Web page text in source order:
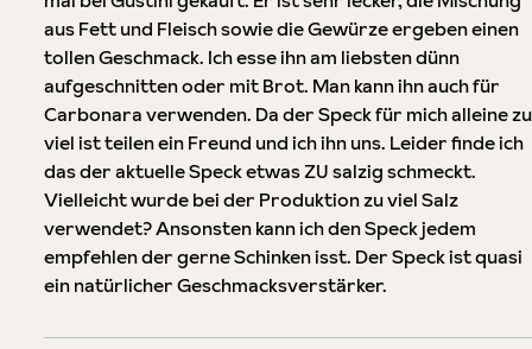
aus Fett und Fleisch sowie die Gewürze ergeben einen
tollen Geschmack. Ich esse ihn am liebsten dünn
aufgeschnitten oder mit Brot. Man kann ihn auch für
Carbonara verwenden. Da der Speck für mich alleine zu
viel ist teilen ein Freund und ich ihn uns. Leider finde ich
das der aktuelle Speck etwas ZU salzig schmeckt.
Vielleicht wurde bei der Produktion zu viel Salz
verwendet? Ansonsten kann ich den Speck jedem
empfehlen der gerne Schinken isst. Der Speck ist quasi
ein natürlicher Geschmacksverstärker.